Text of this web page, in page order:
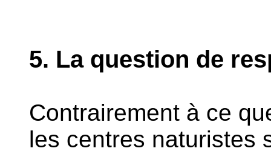
5. La question de
Contrairement à ce
les centres naturistes